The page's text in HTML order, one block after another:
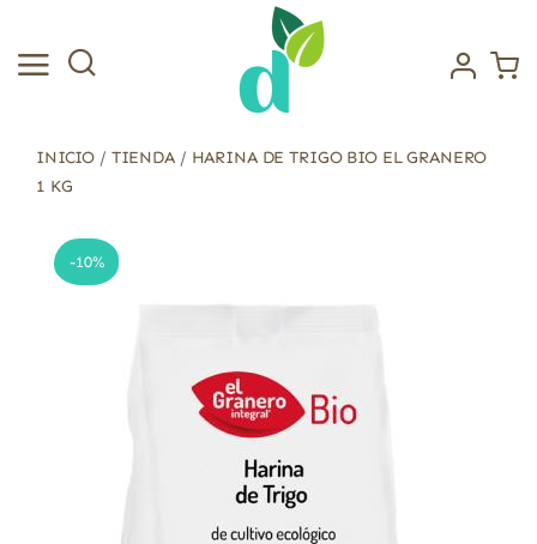
contenido
INICIO / TIENDA/ HARINA DE TRIGO BIO EL GRANERO
1 KG
-10%